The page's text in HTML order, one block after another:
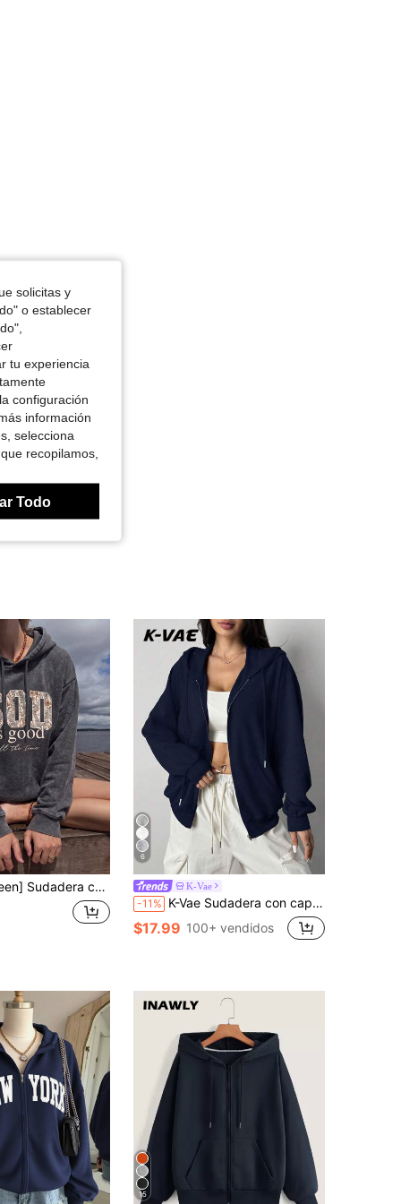
invierno, minimalista y linda, con diseño de fantasma y calabaza, casual, versátil, cálida y con forro térmico
6
K-Vae
-11% K-Vae Sudadera con capucha de punto de manga larga y cierre de cremallera en color azul marino sólido para mujer en otoño/invierno
$17.99 100+ vendidos
15
solicitas y
o establecer
tu experiencia
configuración
información
selecciona
recopilamos,
Todo